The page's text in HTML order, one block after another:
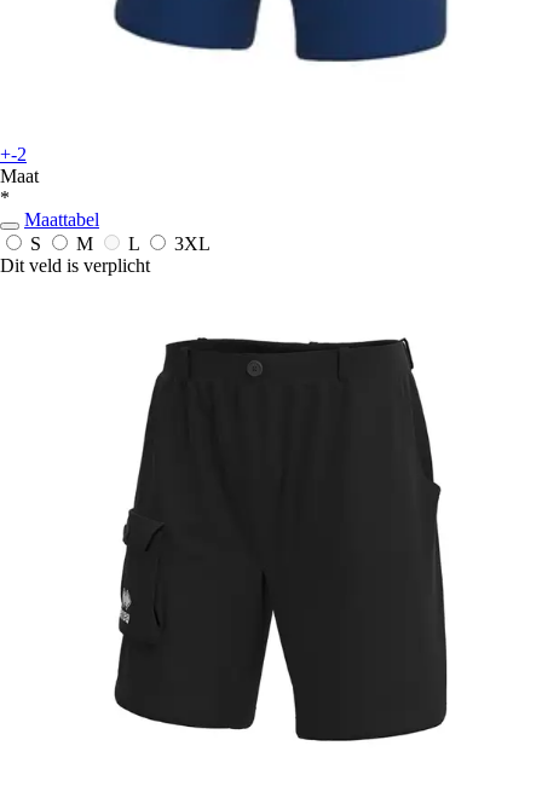
+-2
Maat
*
Maattabel
S
M L
3XL
Dit veld is verplicht